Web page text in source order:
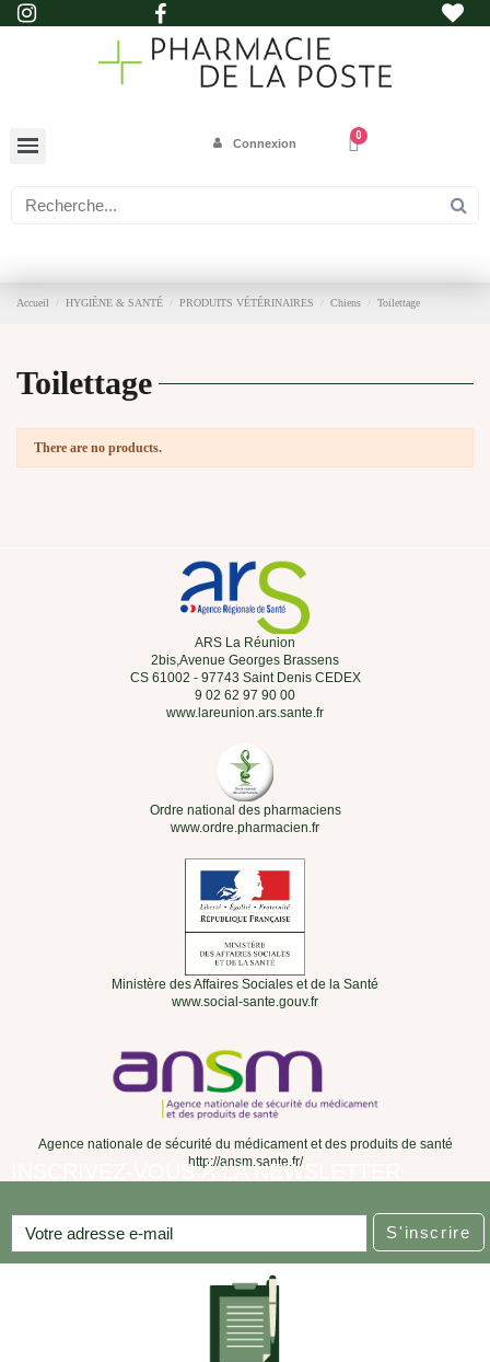
Connexion
Accueil HYGIÈNE & SANTÉ PRODUITS VÉTÉRINAIRES Chiens Toilettage
Toilettage
There are no products.
ARS La Réunion
2bis,Avenue Georges Brassens
CS 61002 - 97743 Saint Denis CEDEX
9 02 62 97 90 00
www.lareunion.ars.sante.fr
Ordre national des pharmaciens
www.ordre.pharmacien.fr
Ministère des Affaires Sociales et de la Santé
www.social-sante.gouv.fr
Agence nationale de sécurité du médicament et des produits de santé
http://ansm.sante.fr/
INSCRIVEZ-VOUS À LA NEWSLETTER
S'inscrire